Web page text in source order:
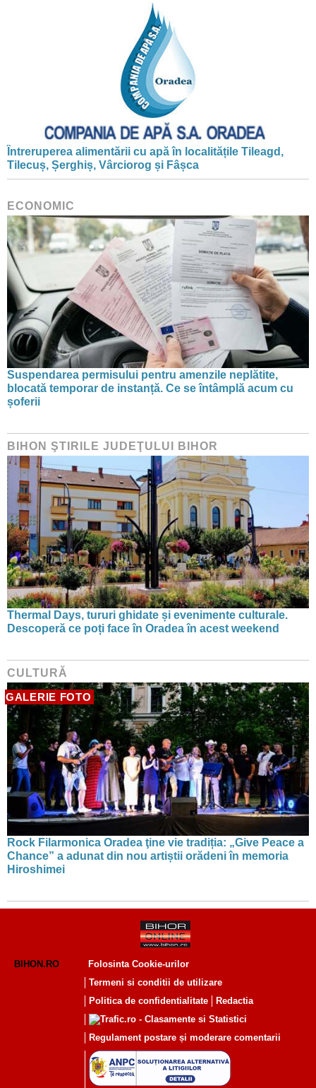
Întreruperea alimentării cu apă în localitățile Tileagd,
Tilecuș, Șerghiș, Vârciorog și Fâșca
ECONOMIC
Suspendarea permisului pentru amenzile neplătite,
blocată temporar de instanță. Ce se întâmplă acum cu
șoferii
BIHON ŞTIRILE JUDEŢULUI BIHOR
Thermal Days, tururi ghidate și evenimente culturale.
Descoperă ce poți face în Oradea în acest weekend
CULTURĂ
GALERIE FOTO
Rock Filarmonica Oradea ţine vie tradiția: „Give Peace a
Chance” a adunat din nou artiștii orădeni în memoria
Hiroshimei
BIHON.RO
Folosinta Cookie-urilor
Termeni si conditii de utilizare
Politica de confidentialitate
Redactia
Regulament postare și moderare comentarii